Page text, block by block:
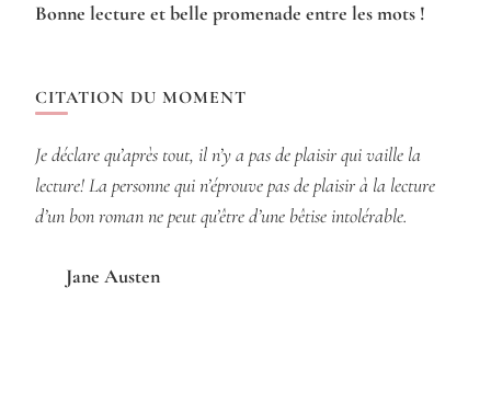
Bonne lecture et belle promenade entre les mots !
CITATION DU MOMENT
Je déclare qu’après tout, il n’y a pas de plaisir qui vaille la
lecture! La personne qui n’éprouve pas de plaisir à la lecture
d’un bon roman ne peut qu’être d’une bêtise intolérable.
Jane Austen